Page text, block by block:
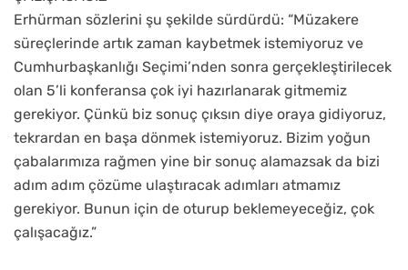
Erhürman sözlerini şu şekilde sürdürdü: “Müzakere
süreçlerinde artık zaman kaybetmek istemiyoruz ve
Cumhurbaşkanlığı Seçimi’nden sonra gerçekleştirilecek
olan 5’li konferansa çok iyi hazırlanarak gitmemiz
gerekiyor. Çünkü biz sonuç çıksın diye oraya gidiyoruz,
tekrardan en başa dönmek istemiyoruz. Bizim yoğun
çabalarımıza rağmen yine bir sonuç alamazsak da bizi
adım adım çözüme ulaştıracak adımları atmamız
gerekiyor. Bunun için de oturup beklemeyeceğiz, çok
çalışacağız.”